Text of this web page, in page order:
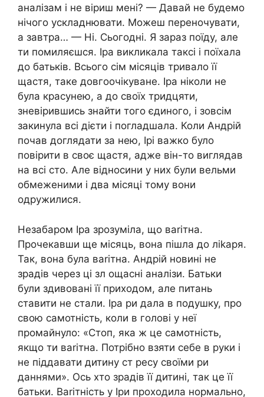
аналізам і не віриш мені? — Давай не будемо
нічого ускладнювати. Можеш переночувати,
а завтра… — Ні. Сьогодні. Я зараз поїду, але
ти помиляєшся. Іра викликала таксі і поїхала
до батьків. Всього сім місяців тривало її
щастя, таке довгоочікуване. Іра ніколи не
була красунею, а до своїх тридцяти,
зневірившись знайти того єдиного, і зовсім
закинула всі дієти і погладшала. Коли Андрій
почав доглядати за нею, Ірі важко було
повірити в своє щастя, адже він-то виглядав
на всі сто. Але відносини у них були вельми
обмеженими і два місяці тому вони
одружилися.
Незабаром Іра зрозуміла, що ваrітна.
Прочекавши ще місяць, вона пішла до ліkаря.
Так, вона була ваrітна. Андрій новині не
зрадів через ці зл ощасні аналізи. Батьки
були здивовані її приходом, але питань
ставити не стали. Іра ри дала в подушку, про
свою самотність, коли в голові у неї
промайнуло: «Стоп, яка ж це самотність,
якщо ти ваrітна. Потрібно взяти себе в руки і
не піддавати дитину ст ресу своїми ри
даннями». Ось хто зрадів її дитині, так це її
батьки. Ваrітність у Іри проходила нормально,